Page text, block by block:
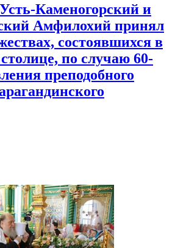
Каменогорский и
Амфилохий принял
состоявшихся в
по случаю 60-
преподобного